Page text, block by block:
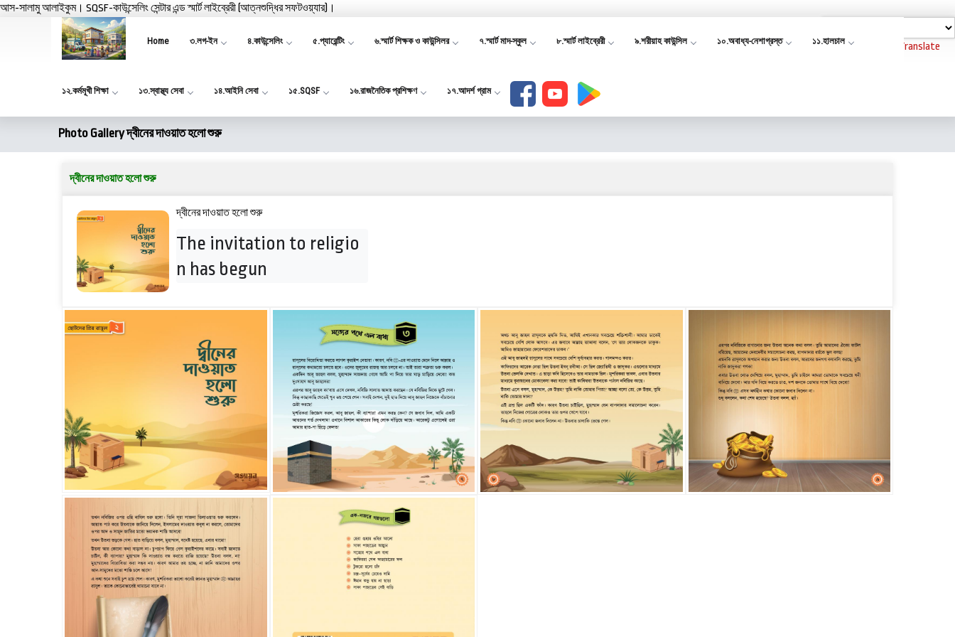
আস-সালামু আলাইকুম। SQSF-কাউন্সেলিং সেন্টার এন্ড স্মার্ট লাইব্রেরী (আত্নশুদ্ধির সফটওয়্যার)।
Powered by Translate
Home ৩.লগ-ইন ৪.কাউন্সেলিং ৫.প্যারেন্টিং ৬.স্মার্ট শিক্ষক ও কাউন্সিলর ৭.স্মার্ট মাদ-স্কুল ৮.স্মার্ট লাইব্রেরী ৯.শরীয়াহ কাউন্সিল ১০.অবাধ্য-নেশাগ্রস্ত ১১.হালচাল
১২.কর্মমূখী শিক্ষা ১৩.স্বাস্থ্য সেবা ১৪.আইনি সেবা ১৫.SQSF ১৬.রাজনৈতিক প্রশিক্ষণ ১৭.আদর্শ গ্রাম
Photo Gallery দ্বীনের দাওয়াত হলো শুরু
দ্বীনের দাওয়াত হলো শুরু
দ্বীনের দাওয়াত হলো শুরু
The invitation to religio
n has begun